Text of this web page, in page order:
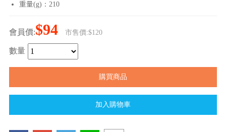
重量(g)：210
會員價:$94 市售價:$120
數量